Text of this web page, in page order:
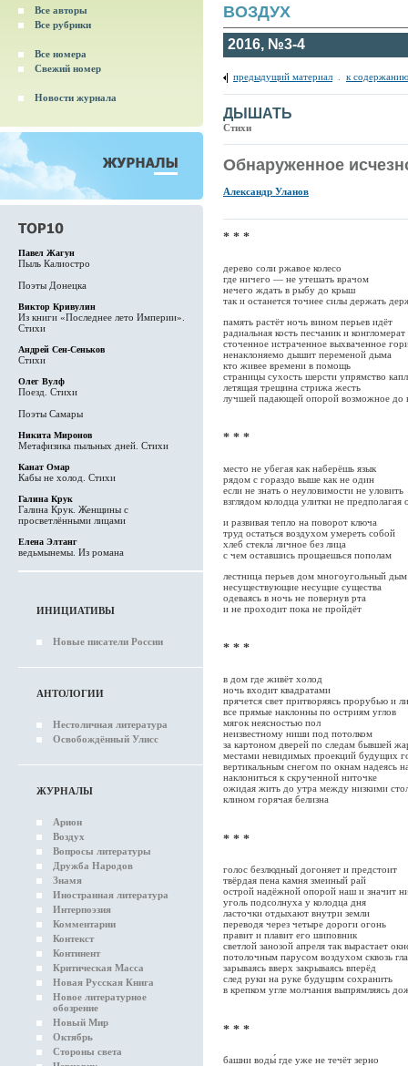
Все авторы
Все рубрики
Все номера
Свежий номер
Новости журнала
Павел Жагун
Пыль Калиостро
Поэты Донецка
Виктор Кривулин
Из книги «Последнее лето Империи».
Стихи
Андрей Сен-Сеньков
Стихи
Олег Вулф
Поезд. Стихи
Поэты Самары
Никита Миронов
Метафизика пыльных дней. Стихи
Канат Омар
Кабы не холод. Стихи
Галина Крук
Галина Крук. Женщины с
просветлёнными лицами
Елена Элтанг
ведьмынемы. Из романа
ИНИЦИАТИВЫ
Новые писатели России
АНТОЛОГИИ
Нестоличная литература
Освобождённый Улисс
ЖУРНАЛЫ
Арион
Воздух
Вопросы литературы
Дружба Народов
Знамя
Иностранная литература
Интерпоэзия
Комментарии
Контекст
Континент
Критическая Масса
Новая Русская Книга
Новое литературное
обозрение
Новый Мир
Октябрь
Стороны света
ВОЗДУХ
2016, №3-4
предыдущий материал к
ДЫШАТЬ
Стихи
Обнаруженное
Александр Уланов
* * *
дерево соли ржавое колесо
где ничего — не утешать врачом
нечего ждать в рыбу до крыш
так и останется точнее силы держать
память растёт ночь вином перьев идёт
радиальная кость песчаник и конгломерат
сточенное истраченное выхваченное
ненаклоняемо дышит переменой дыма
кто живее времени в помощь
страницы сухость шерсти упрямство
летящая трещина стрижа жесть
лучшей падающей опорой возможное до
* * *
место не убегая как наберёшь язык
рядом с гораздо выше как не один
если не знать о неуловимости не уловить
взглядом колодца улитки не предполагая
и развивая тепло на поворот ключа
труд остаться воздухом умереть собой
хлеб стекла́ личное без лица
с чем оставшись прощаешься пополам
лестница перьев дом многоугольный дым
несуществующие несущие существа
одеваясь в ночь не повернув рта
и не проходит пока не пройдёт
* * *
в дом где живёт холод
ночь входит квадратами
прячется свет притворяясь прорубью и
все прямые наклонны по остриям углов
мягок неясностью пол
неизвестному ниши под потолком
за картоном дверей по следам бывшей
местами невидимых проекций будущих
вертикальным снегом по окнам надеясь
наклониться к скрученной ниточке
ожидая жить до утра между низкими
клином горячая белизна
* * *
голос безлюдный догоняет и предстоит
твёрдая пена камня змеиный рай
острой надёжной опорой наш и значит
уголь подсолнуха у колодца дня
ласточки отдыхают внутри земли
переводя через четыре дороги огонь
правит и плавит его шиповник
светлой занозой апреля так вырастает
потолочным парусом воздухом сквозь
зарываясь вверх закрываясь вперёд
след руки на руке будущим сохранить
в крепком угле молчания выпрямляясь
* * *
башни воды́ где уже не течёт зерно